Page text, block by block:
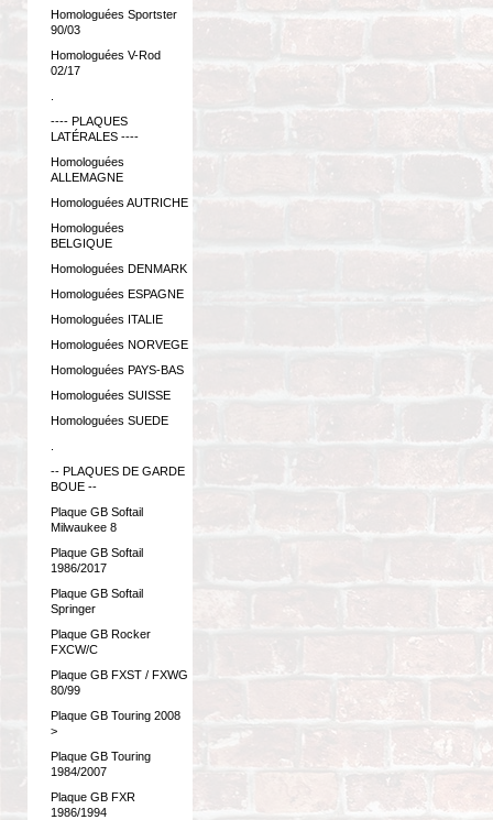
Homologuées Sportster
90/03
Homologuées V-Rod
02/17
---- PLAQUES
LATÉRALES ----
Homologuées
ALLEMAGNE
Homologuées AUTRICHE
Homologuées
BELGIQUE
Homologuées DENMARK
Homologuées ESPAGNE
Homologuées ITALIE
Homologuées NORVEGE
Homologuées PAYS-BAS
Homologuées SUISSE
Homologuées SUEDE
-- PLAQUES DE GARDE
BOUE --
Plaque GB Softail
Milwaukee 8
Plaque GB Softail
1986/2017
Plaque GB Softail
Springer
Plaque GB Rocker
FXCW/C
Plaque GB FXST / FXWG
80/99
Plaque GB Touring 2008
>
Plaque GB Touring
1984/2007
Plaque GB FXR
1986/1994